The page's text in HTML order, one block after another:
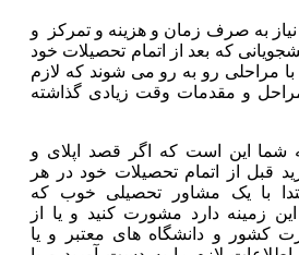
نیاز به صرف زمان و هزینه و تمرکز و
که بعد از اتمام تحصیلات خود
با مراحلی رو به رو می شوند که لازم
و مقدمات وقت زیادی گذاشته
شما این است که اگر قصد اپلای و
قبل از اتمام تحصیلات خود در هر
با یک مشاور تحصیلی خوب که
زمینه دارد مشورت کنید و یا از
کشور و دانشگاه های معتبر و یا